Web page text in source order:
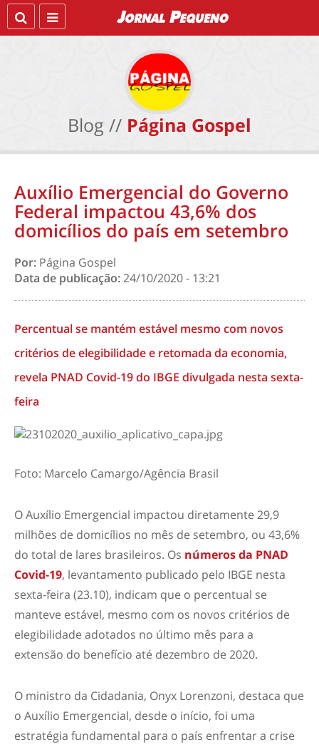
Blog // Página Gospel
Auxílio Emergencial do Governo
Federal impactou 43,6% dos
domicílios do país em setembro
Por: Página Gospel
Data de publicação:24/10/2020 - 13:21
Percentual se mantém estável mesmo com novos
critérios de elegibilidade e retomada da economia,
revela PNAD Covid-19 do IBGE divulgada nesta sexta-
feira
Foto: Marcelo Camargo/Agência Brasil
O Auxílio Emergencial impactou diretamente 29,9
milhões de domicílios no mês de setembro, ou 43,6%
do total de lares brasileiros. Os números da PNAD
Covid-19, levantamento publicado pelo IBGE nesta
sexta-feira (23.10), indicam que o percentual se
manteve estável, mesmo com os novos critérios de
elegibilidade adotados no último mês para a
extensão do benefício até dezembro de 2020.
O ministro da Cidadania, Onyx Lorenzoni, destaca que
o Auxílio Emergencial, desde o início, foi uma
estratégia fundamental para o país enfrentar a crise